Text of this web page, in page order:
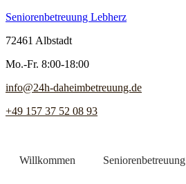
Seniorenbetreuung Lebherz
72461 Albstadt
Mo.-Fr. 8:00-18:00
info@24h-daheimbetreuung.de
+49 157 37 52 08 93
Willkommen Seniorenbetreuung